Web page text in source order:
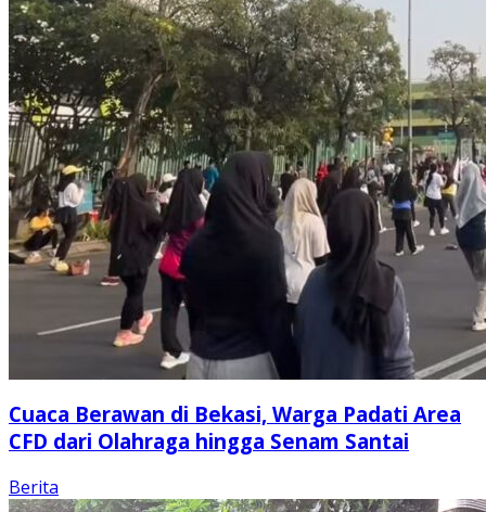
Cuaca Berawan di Bekasi, Warga Padati Area
CFD dari Olahraga hingga Senam Santai
Berita